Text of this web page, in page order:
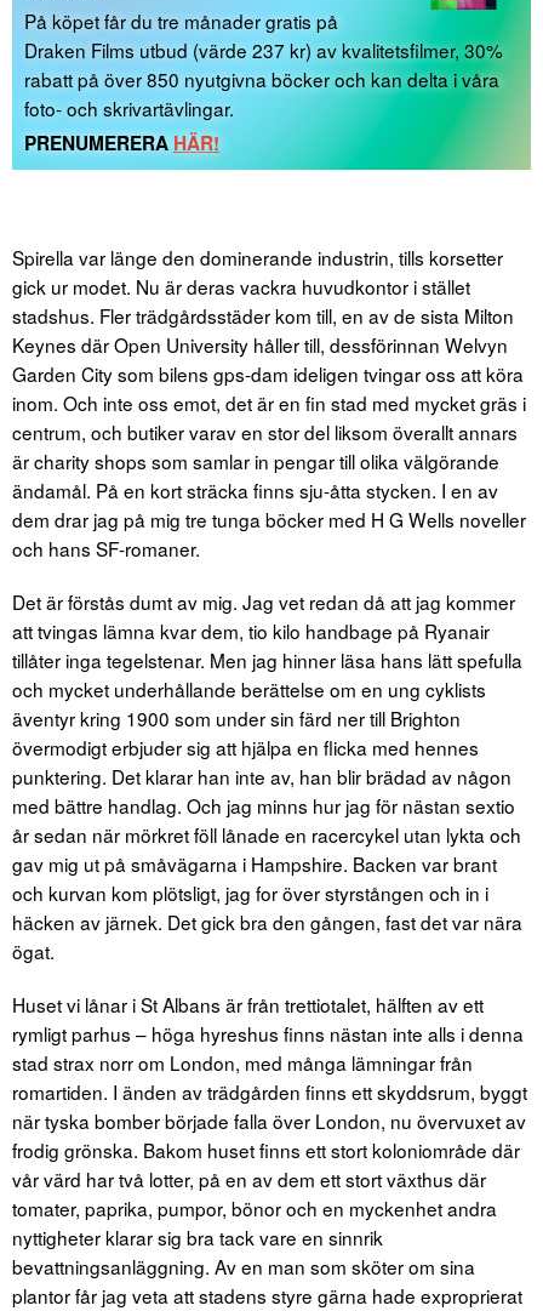
På köpet får du tre månader gratis på
Draken Films utbud (värde 237 kr) av kvalitetsfilmer, 30%
rabatt på över 850 nyutgivna böcker och kan delta i våra
foto- och skrivartävlingar.
PRENUMERERA HÄR!
Spirella var länge den dominerande industrin, tills korsetter
gick ur modet. Nu är deras vackra huvudkontor i stället
stadshus. Fler trädgårdsstäder kom till, en av de sista Milton
Keynes där Open University håller till, dessförinnan Welvyn
Garden City som bilens gps-dam ideligen tvingar oss att köra
inom. Och inte oss emot, det är en fin stad med mycket gräs i
centrum, och butiker varav en stor del liksom överallt annars
är charity shops som samlar in pengar till olika välgörande
ändamål. På en kort sträcka finns sju-åtta stycken. I en av
dem drar jag på mig tre tunga böcker med H G Wells noveller
och hans SF-romaner.
Det är förstås dumt av mig. Jag vet redan då att jag kommer
att tvingas lämna kvar dem, tio kilo handbage på Ryanair
tillåter inga tegelstenar. Men jag hinner läsa hans lätt spefulla
och mycket underhållande berättelse om en ung cyklists
äventyr kring 1900 som under sin färd ner till Brighton
övermodigt erbjuder sig att hjälpa en flicka med hennes
punktering. Det klarar han inte av, han blir brädad av någon
med bättre handlag. Och jag minns hur jag för nästan sextio
år sedan när mörkret föll lånade en racercykel utan lykta och
gav mig ut på småvägarna i Hampshire. Backen var brant
och kurvan kom plötsligt, jag for över styrstången och in i
häcken av järnek. Det gick bra den gången, fast det var nära
ögat.
Huset vi lånar i St Albans är från trettiotalet, hälften av ett
rymligt parhus – höga hyreshus finns nästan inte alls i denna
stad strax norr om London, med många lämningar från
romartiden. I änden av trädgården finns ett skyddsrum, byggt
när tyska bomber började falla över London, nu övervuxet av
frodig grönska. Bakom huset finns ett stort koloniområde där
vår värd har två lotter, på en av dem ett stort växthus där
tomater, paprika, pumpor, bönor och en myckenhet andra
nyttigheter klarar sig bra tack vare en sinnrik
bevattningsanläggning. Av en man som sköter om sina
plantor får jag veta att stadens styre gärna hade exproprierat